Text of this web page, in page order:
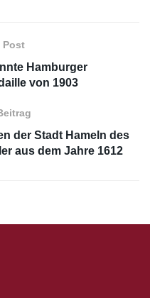
Post
Hamburger
von 1903
der Stadt Hameln des
aus dem Jahre 1612